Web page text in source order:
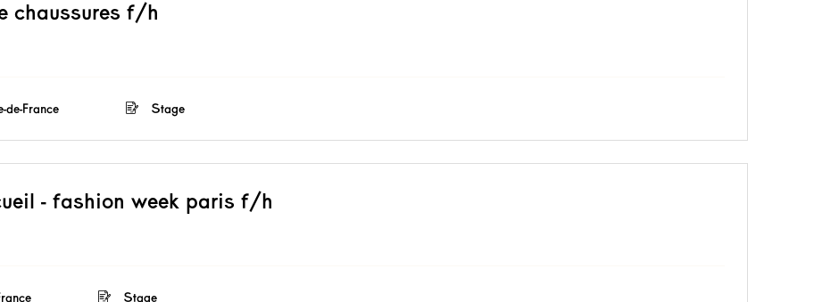
chaussures f/h
de-France Stage
- fashion week paris f/h
Stage